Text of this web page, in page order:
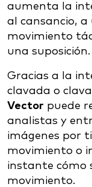
aumenta la
al cansancio,
movimiento
una suposición.
Gracias a la
clavada o
Vector puede
analistas y
imágenes por
movimiento o
instante cómo
movimiento.